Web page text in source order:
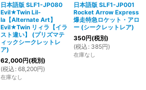
日本語版 SLF1-JP080
Evil★Twin Lil-
la【Alternate Art】
Evil★Twin リィラ【イラ
スト違い】 (プリズマテ
ィックシークレットレ
ア)
62,000円(税別)
(税込 : 68,200円)
在庫なし
日本語版 SLF1-JP001
Rocket Arrow Express
爆走特急ロケット・アロ
ー (シークレットレア)
350円(税別)
(税込 : 385円)
在庫なし